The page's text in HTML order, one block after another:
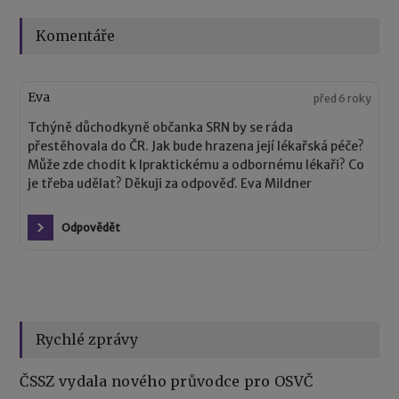
Komentáře
Eva před 6 roky
Tchýně důchodkyně občanka SRN by se ráda
přestěhovala do ČR. Jak bude hrazena její lékařská péče?
Může zde chodit k lpraktickému a odbornému lékaři? Co
je třeba udělat? Děkuji za odpověď. Eva Mildner
Odpovědět
Rychlé zprávy
ČSSZ vydala nového průvodce pro OSVČ